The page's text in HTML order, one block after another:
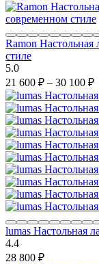
Ramon Настольная
стиле
5.0
21 600 ₽ – 30 100 ₽
lumas Настольная
4.4
28 800 ₽